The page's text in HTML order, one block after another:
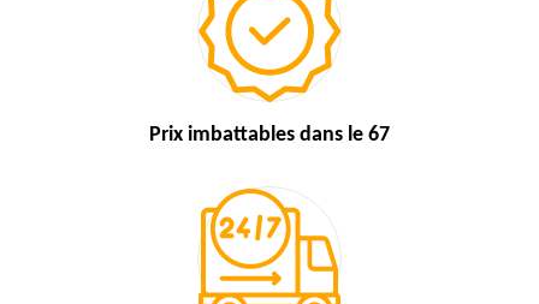
Prix imbattables dans le 67